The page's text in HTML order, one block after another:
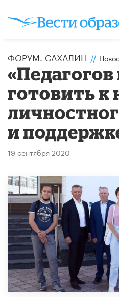
ФОРУМ. САХАЛИН //
«Педагогов
готовить
и
19 сентября 2020